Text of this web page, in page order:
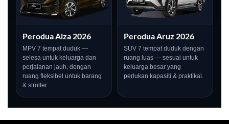
Perodua Alza 2026
MPV 7 tempat duduk —
selesa untuk keluarga dan
perjalanan jauh, dengan
ruang fleksibel untuk barang
& stroller.
Perodua Aruz 2026
SUV 7 tempat duduk dengan
ruang luas — sesuai untuk
keluarga besar yang
perlukan kapasiti & praktikal.